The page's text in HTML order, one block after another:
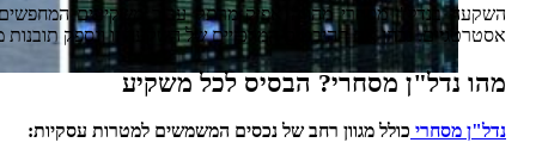
השקעה בנדל"ן מסחרי מהווה אפיק מרתק עבור משקיעים
אסטרטגיים. נבחן את ההיבטים המרכזיים של השקעה זו ונספק תובנות
מהו נדל"ן מסחרי? הבסיס לכל משקיע
נדל"ן מסחרי כולל מגוון רחב של נכסים המשמשים למטרות עסקיות: